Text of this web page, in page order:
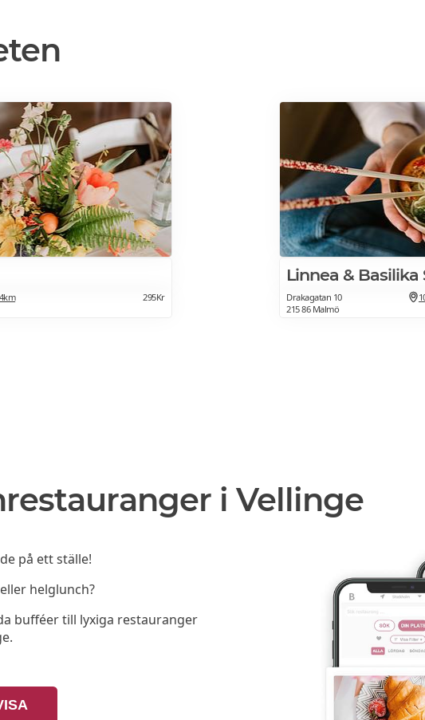
295Kr
Linnea &
Drakagatan 10
215 86 Malmö
i Vellinge
på ett ställe!
helglunch?
bufféer till lyxiga restauranger